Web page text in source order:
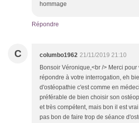
hommage
Répondre
C columbo1962 21/11/2019 21:10
Bonsoir Véronique,<br /> Merci
répondre à votre interrogation, eh
d'ostéopathie c'est comme en
préférable de bien choisir son
et très compétent, mais bon il est
pas bon de faire trop de séance